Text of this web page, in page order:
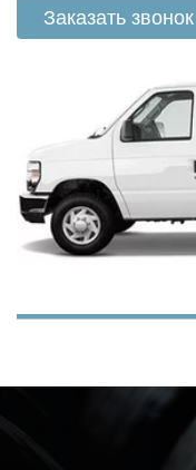
Заказать звонок